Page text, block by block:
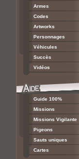
Armes
Codes
Artworks
Personnages
Véhicules
Succès
Vidéos
Guide 100%
Missions
Missions Vigilante
Pigeons
Sauts uniques
Cartes